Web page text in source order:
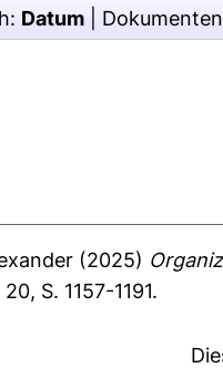
Datum
(2025)
S. 1157-1191.